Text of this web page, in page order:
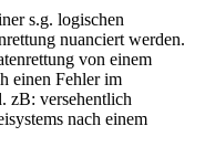
s.g. logischen
nuanciert werden.
von einem
einen Fehler im
zB: versehentlich
nach einem